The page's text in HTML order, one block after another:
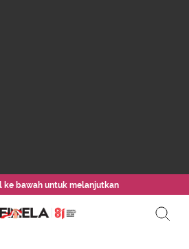
ke bawah untuk melanjutkan